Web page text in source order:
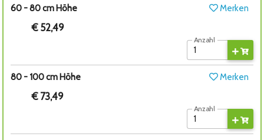
60 - 80 cm Höhe Merken
€ 52,49
Anzahl
80 - 100 cm Höhe Merken
€ 73,49
Anzahl